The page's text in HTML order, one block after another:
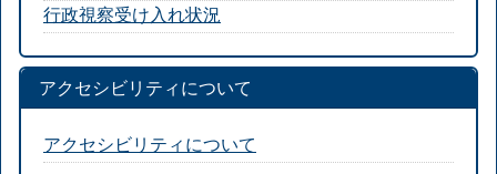
行政視察受け入れ状況
アクセシビリティについて
アクセシビリティについて